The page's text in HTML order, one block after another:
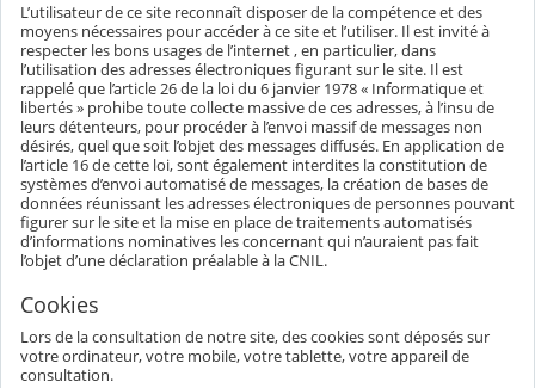
L’utilisateur de ce site reconnaît disposer de la compétence et des
moyens nécessaires pour accéder à ce site et l’utiliser. Il est invité à
respecter les bons usages de l’internet , en particulier, dans
l’utilisation des adresses électroniques figurant sur le site. Il est
rappelé que l’article 26 de la loi du 6 janvier 1978 « Informatique et
libertés » prohibe toute collecte massive de ces adresses, à l’insu de
leurs détenteurs, pour procéder à l’envoi massif de messages non
désirés, quel que soit l’objet des messages diffusés. En application de
l’article 16 de cette loi, sont également interdites la constitution de
systèmes d’envoi automatisé de messages, la création de bases de
données réunissant les adresses électroniques de personnes pouvant
figurer sur le site et la mise en place de traitements automatisés
d’informations nominatives les concernant qui n’auraient pas fait
l’objet d’une déclaration préalable à la CNIL.
Cookies
Lors de la consultation de notre site, des cookies sont déposés sur
votre ordinateur, votre mobile, votre tablette, votre appareil de
consultation.